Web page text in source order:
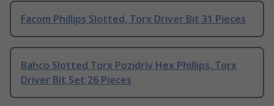
Facom Phillips Slotted, Torx Driver Bit 31 Pieces
Bahco Slotted Torx Pozidriv Hex Phillips, Torx
Driver Bit Set 26 Pieces